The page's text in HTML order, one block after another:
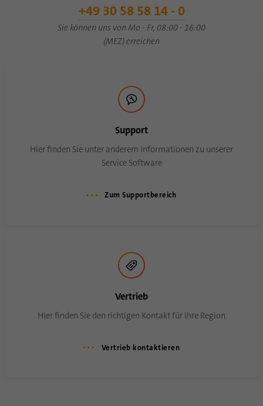
+49 30 58 58 14 - 0
Sie können uns von Mo - Fr, 08:00 - 16:00
(MEZ) erreichen
Support
Hier finden Sie unter anderem Informationen zu unserer
Service Software
Zum Supportbereich
Vertrieb
Hier finden Sie den richtigen Kontakt für Ihre Region
Vertrieb kontaktieren